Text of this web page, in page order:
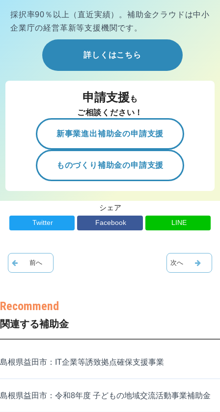
採択率90％以上（直近実績）。 補助金クラウドは中小
企業庁の経営革新等支援機関です。
詳しくはこちら
申請支援 も
ご相談ください！
新事業進出補助金の申請支援
ものづくり補助金の申請支援
シェア
Twitter Facebook LINE
関連する補助金
島根県益田市：IT企業等誘致拠点確保支援事業
島根県益田市：令和8年度 子どもの地域交流活動事業補助金